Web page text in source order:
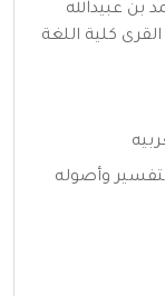
بن عبيدالله
كلية اللغة
وأصوله